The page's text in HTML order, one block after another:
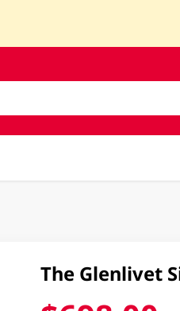
The Glenlivet